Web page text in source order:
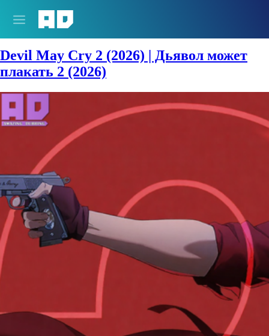
Жанры:
Devil May Cry 2 (2026) | Дьявол может
плакать 2 (2026)